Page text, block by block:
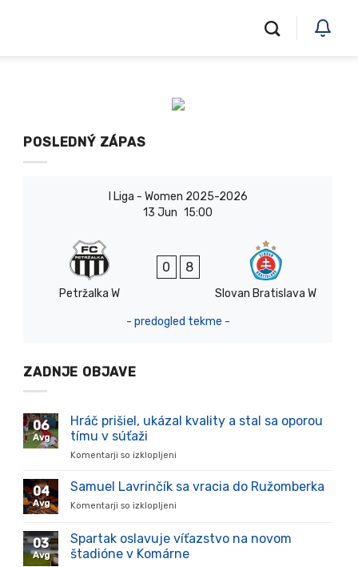
POSLEDNÝ ZÁPAS
I Liga - Women 2025-2026
13 Jun 15:00
Petržalka W
0 8
Slovan Bratislava W
- predogled tekme -
ZADNJE OBJAVE
06
Avg
Hráč prišiel, ukázal kvality a stal sa oporou
tímu v súťaži
Komentarji so izklopljeni
prišiel,
stal
sa
04
Avg
Samuel Lavrinčík sa vracia do Ružomberka
Komentarji so izklopljeni
Lavrinčík
vracia
03
Avg
Spartak oslavuje víťazstvo na novom
štadióne v Komárne